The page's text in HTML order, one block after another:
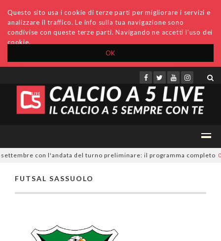
OK
Questo sito usa i cookie di terze parti per migliorare i servizi e
analizzare il traffico. Le info sulla tua navigazione sono
condivise con queste terze parti. Navigando ne accetti l'uso dei
cookie.
Accedi Archivio Invio comunicati Redazione
con l'andata del turno preliminare: il programma completo
FUTSAL SASSUOLO